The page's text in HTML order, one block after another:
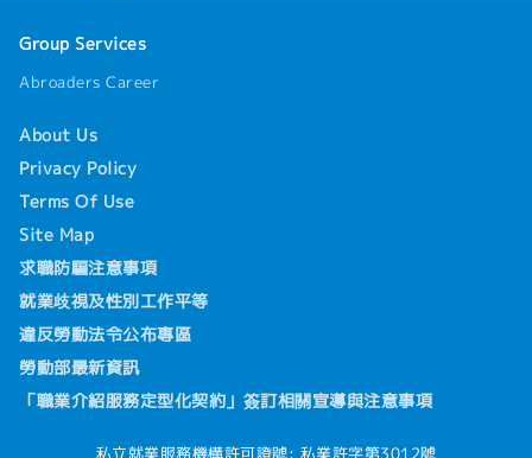
Group Services
Abroaders Career
About Us
Privacy Policy
Terms Of Use
Site Map
求職防騙注意事項
就業歧視及性別工作平等
違反勞動法令公布專區
勞動部最新資訊
「職業介紹服務定型化契約」簽訂相關宣導與注意事項
私立就業服務機構許可證號: 私業許字第3012號